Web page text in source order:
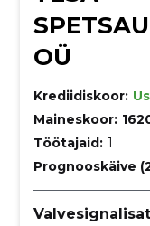
OÜ
Krediidiskoor:
Maineskoor:
Töötajaid: 1
Prognooskäive